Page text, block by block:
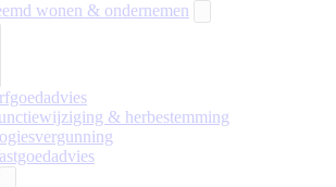
wonen & ondernemen
& herbestemming